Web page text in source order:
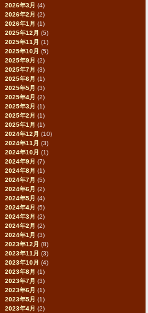
2026年3月 (4)
2026年2月 (2)
2026年1月 (1)
2025年12月 (5)
2025年11月 (1)
2025年10月 (5)
2025年9月 (2)
2025年7月 (3)
2025年6月 (1)
2025年5月 (3)
2025年4月 (2)
2025年3月 (1)
2025年2月 (1)
2025年1月 (1)
2024年12月 (10)
2024年11月 (3)
2024年10月 (1)
2024年9月 (7)
2024年8月 (1)
2024年7月 (5)
2024年6月 (2)
2024年5月 (4)
2024年4月 (5)
2024年3月 (2)
2024年2月 (2)
2024年1月 (3)
2023年12月 (8)
2023年11月 (3)
2023年10月 (4)
2023年8月 (1)
2023年7月 (3)
2023年6月 (1)
2023年5月 (1)
2023年4月 (2)